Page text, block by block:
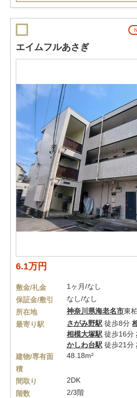
エイムフルあさぎ
6.1万円
敷金/礼金
1ヶ月/なし
保証金/敷引
なし/なし
所在地
神奈川県海老名市東
最寄り駅
さがみ野駅 徒歩8分
相模大塚駅 徒歩16分
かしわ台駅 徒歩21分
建物/専有面
積
48.18m²
間取り
2DK
階数
2/3階